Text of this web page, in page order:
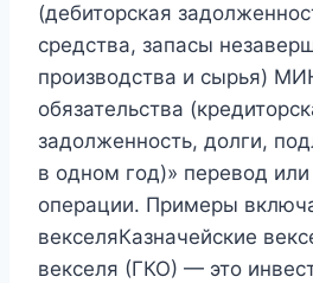
(дебиторская
средства, запасы
производства и сырья)
обязательства
задолженность, долги,
в одном год)» перевод
операции. Примеры
векселяКазначейские
векселя (ГКО) — это